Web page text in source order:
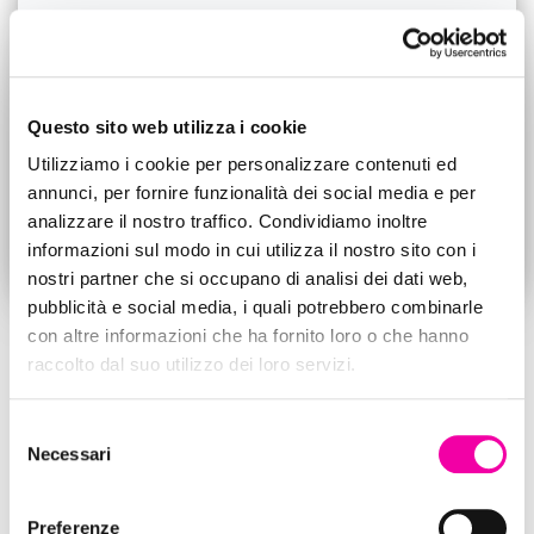
Questo sito web utilizza i cookie
Utilizziamo i cookie per personalizzare contenuti ed
annunci, per fornire funzionalità dei social media e per
analizzare il nostro traffico. Condividiamo inoltre
informazioni sul modo in cui utilizza il nostro sito con i
nostri partner che si occupano di analisi dei dati web,
pubblicità e social media, i quali potrebbero combinarle
con altre informazioni che ha fornito loro o che hanno
raccolto dal suo utilizzo dei loro servizi.
delNecessari
Preferenze
WELLNESS
ALIMENTI ANTI-INFIAMMATORI:
MEGLIO
Avete mai sentito parlare di alimenti anti-infiammatori? Vi capita